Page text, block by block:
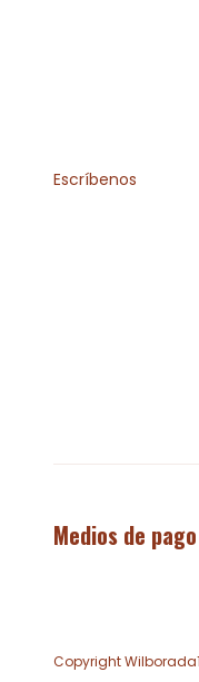
Escríbenos
Medios de pago
Copyright